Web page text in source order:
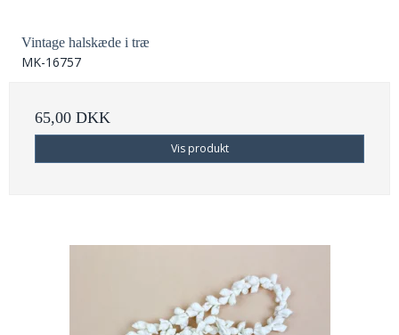
Vintage halskæde i træ
MK-16757
65,00 DKK
Vis produkt